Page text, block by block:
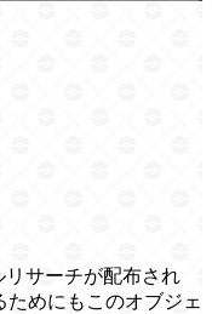
リサーチが配布され
めにもこのオブジェ